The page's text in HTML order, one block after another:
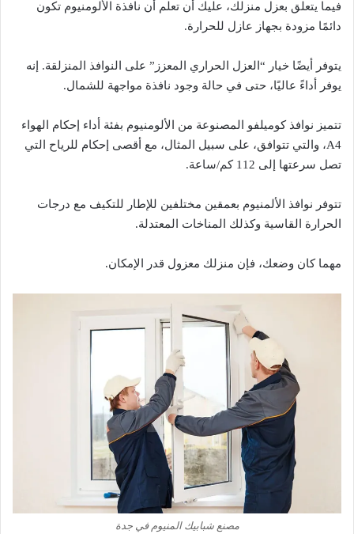
فيما يتعلق بعزل منزلك، عليك أن تعلم أن نافذة الألومنيوم تكون
دائمًا مزودة بجهاز عازل للحرارة.
يتوفر أيضًا خيار “العزل الحراري المعزز” على النوافذ المنزلقة. إنه
يوفر أداءً عاليًا، حتى في حالة وجود نافذة مواجهة للشمال.
تتميز نوافذ كوميلفو المصنوعة من الألومنيوم بفئة أداء إحكام الهواء
A4، والتي تتوافق، على سبيل المثال، مع أقصى إحكام للرياح التي
تصل سرعتها إلى 112 كم/ساعة.
تتوفر نوافذ الألمنيوم بعمقين مختلفين للإطار للتكيف مع درجات
الحرارة القاسية وكذلك المناخات المعتدلة.
مهما كان وضعك، فإن منزلك معزول قدر الإمكان.
مصنع شبابيك المنيوم في جدة